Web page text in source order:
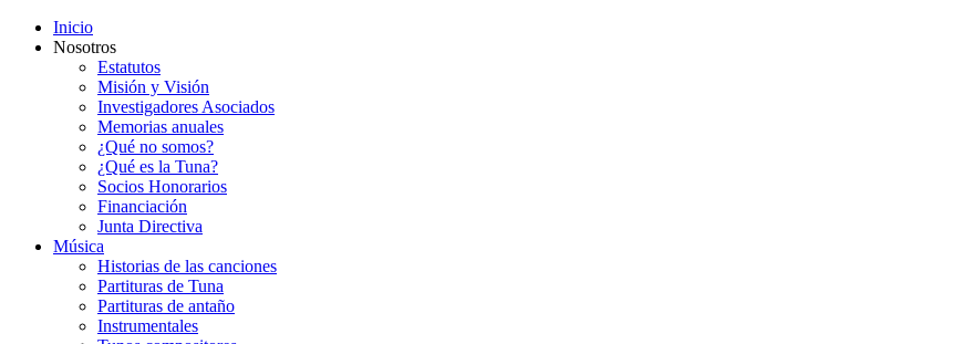
Inicio
Nosotros
Estatutos
Misión y Visión
Investigadores Asociados
Memorias anuales
¿Qué no somos?
¿Qué es la Tuna?
Socios Honorarios
Financiación
Junta Directiva
Música
Historias de las canciones
Partituras de Tuna
Partituras de antaño
Instrumentales